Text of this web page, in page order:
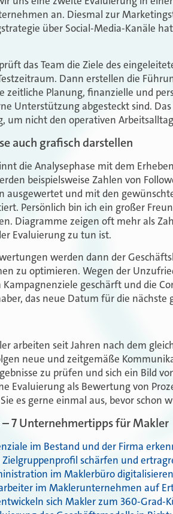
an. Diesmal zur
über Social-Media-Kanäle
das Team die Ziele des
Dann erstellen die
zeitliche Planung, finanzielle und
Unterstützung abgesteckt sind.
um nicht den operativen
auch grafisch darstellen
die Analysephase mit dem
beispielsweise Zahlen von
ausgewertet und mit den
Persönlich bin ich ein großer
Diagramme zeigen oft mehr als
Evaluierung zu tun ist.
werden dann der
zu optimieren. Wegen der
geschärft und die
das neue Datum für die
arbeiten seit Jahren nach dem
neue und zeitgemäße
zu prüfen und sich ein Bild
Evaluierung als Bewertung von
es gerne einmal aus, bevor schon
– 7 Unternehmertipps für Makler
im Bestand und der Firma
Zielgruppenprofil schärfen und
im Maklerbüro
im Maklerunternehmen auf
sich Makler zum 360-Grad-